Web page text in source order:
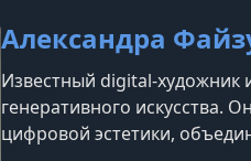
Александра
Известный digital-художник
генеративного искусства.
цифровой эстетики,